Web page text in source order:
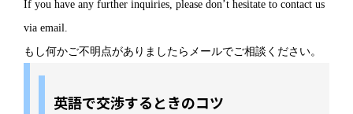
If you have any further inquiries, please don’t hesitate to contact us
via email.
もし何かご不明点がありましたらメールでご相談ください。
英語で交渉するときのコツ